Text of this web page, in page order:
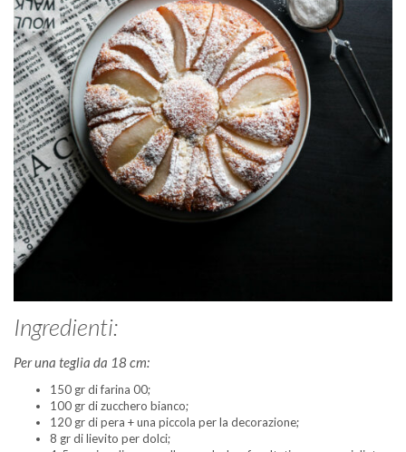
Ingredienti:
Per una teglia da 18 cm:
150 gr di farina 00;
100 gr di zucchero bianco;
120 gr di pera + una piccola per la decorazione;
8 gr di lievito per dolci;